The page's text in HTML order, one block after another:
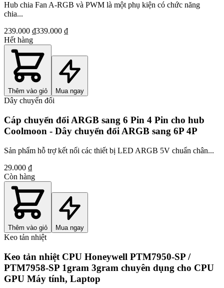
Hub chia Fan A-RGB và PWM là một phụ kiện có chức năng
chia...
239.000 ₫339.000 ₫
Hết hàng
Thêm vào giỏ Mua ngay
Dây chuyển đổi
Cáp chuyển đổi ARGB sang 6 Pin 4 Pin cho hub
Coolmoon - Dây chuyển đổi ARGB sang 6P 4P
Sản phẩm hỗ trợ kết nối các thiết bị LED ARGB 5V chuẩn chân...
29.000 ₫
Còn hàng
Thêm vào giỏ Mua ngay
Keo tản nhiệt
Keo tản nhiệt CPU Honeywell PTM7950-SP /
PTM7958-SP 1gram 3gram chuyên dụng cho CPU
GPU Máy tính, Laptop